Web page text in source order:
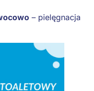
– pielęgnacja